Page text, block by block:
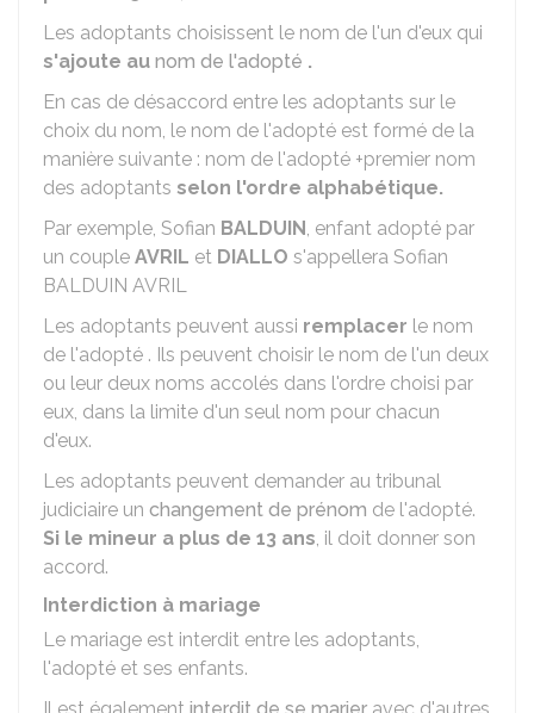
Les adoptants choisissent le nom de l'un d'eux qui
s'ajoute au nom de l'adopté .
En cas de désaccord entre les adoptants sur le
choix du nom, le nom de l'adopté est formé de la
manière suivante : nom de l'adopté +premier nom
des adoptants selon l'ordre alphabétique.
Par exemple, Sofian BALDUIN, enfant adopté par
un couple AVRIL et DIALLO s'appellera Sofian
BALDUIN AVRIL
Les adoptants peuvent aussi remplacer le nom
de l'adopté . Ils peuvent choisir le nom de l'un deux
ou leur deux noms accolés dans l'ordre choisi par
eux, dans la limite d'un seul nom pour chacun
d'eux.
Les adoptants peuvent demander au tribunal
judiciaire un changement de prénom de l'adopté.
Si le mineur a plus de 13 ans, il doit donner son
accord.
Interdiction à mariage
Le mariage est interdit entre les adoptants,
l'adopté et ses enfants.